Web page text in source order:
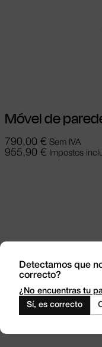
Móvel de
790,00 € Sem IVA
955,90 € Impostos
Detectamos que
correcto?
¿No encuentras tu
Sí, es correcto